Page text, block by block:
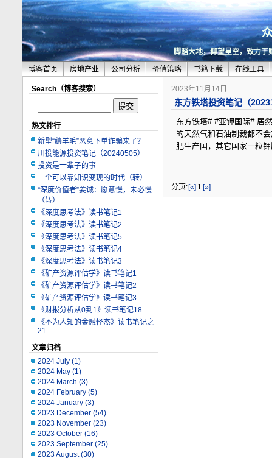
脚踏大地，仰望星空，致力于
博客首页 房地产业 公司分析 价值策略 书籍下载 在线工具
Search（博客搜索）
热文排行
新型“薅羊毛”恶意下单诈骗来了？
川投能源投资笔记（20240505）
投资是一辈子的事
一个可以靠知识变现的时代（转）
“深度价值者”姜诚：愿意慢，未必慢
（转）
《深度思考法》读书笔记1
《深度思考法》读书笔记2
《深度思考法》读书笔记5
《深度思考法》读书笔记4
《深度思考法》读书笔记3
《矿产资源评估学》读书笔记1
《矿产资源评估学》读书笔记2
《矿产资源评估学》读书笔记3
《财报分析从0到1》读书笔记18
《不为人知的金融怪杰》读书笔记之
21
文章归档
2024 July (1)
2024 May (1)
2024 March (3)
2024 February (5)
2024 January (3)
2023 December (54)
2023 November (23)
2023 October (16)
2023 September (25)
2023 August(30)
2023年11月14日
东方铁塔投资笔记（
东方铁塔# #亚钾国际# 居
的天然气和石油制裁都不
肥生产国，其它国家一粒
分页:[«] 1 [»]